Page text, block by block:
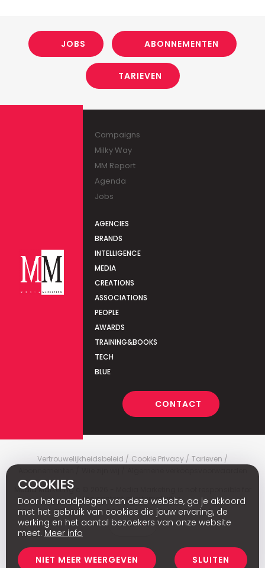
JOBS ABONNEMENTEN
TARIEVEN
Campaigns
Milky Way
MM Report
Agenda
Jobs
AGENCIES
BRANDS
INTELLIGENCE
MEDIA
CREATIONS
ASSOCIATIONS
PEOPLE
AWARDS
TRAINING&BOOKS
TECH
BLUE
CONTACT
Vertrouwelijkheidsbeleid Cookie Privacy
Tarieven
Media Marketing
the content of external sites.
Fr
COOKIES
Door het raadplegen van deze website, ga je akkoord
met het gebruik van cookies die jouw ervaring, de
werking en het aantal bezoekers van onze website
meet. Meer info
NIET MEER WEERGEVEN SLUITEN